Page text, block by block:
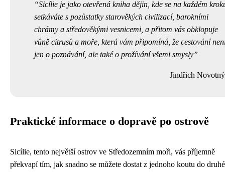
Sicílie je jako otevřená kniha dějin, kde se na každém
setkáváte s pozůstatky starověkých civilizací, barokními
chrámy a středověkými vesnicemi, a přitom vás obklopuje
vůně citrusů a moře, která vám připomíná, že cestování
jen o poznávání, ale také o prožívání všemi smysly
Jindřich Novotný
Praktické informace o dopravě po ostrově
Sicílie, tento největší ostrov ve Středozemním moři, vás příjemně
překvapí tím, jak snadno se můžete dostat z jednoho koutu do